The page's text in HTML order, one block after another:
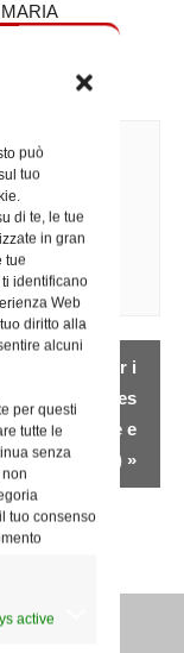
può
tuo
di te, le tue
in gran
tue
identificano
Web
diritto alla
alcuni
per questi
tutte le
senza
tuo consenso
active
per i
a Lourdes
giovanile e
Orp) »